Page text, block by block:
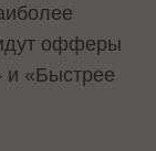
офферы
и «Быстрее